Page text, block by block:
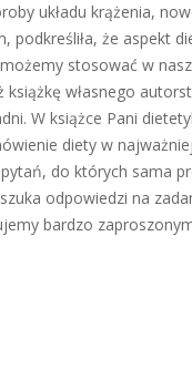
układu krążenia,
że aspekt
stosować w
własnego
W książce Pani
diety w
do których sama
odpowiedzi na
bardzo